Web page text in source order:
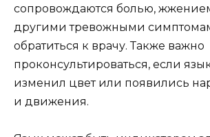
сопровождаются болью,
другими тревожными
обратиться к врачу. Также важно
проконсультироваться, если
изменил цвет или появились
и движения.